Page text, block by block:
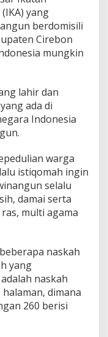
yang
berdomisili
Cirebon
mungkin
lahir dan
ada di
Indonesia
warga
istiqomah ingin
selalu
damai serta
multi agama
naskah
yang
naskah
dimana
260 berisi